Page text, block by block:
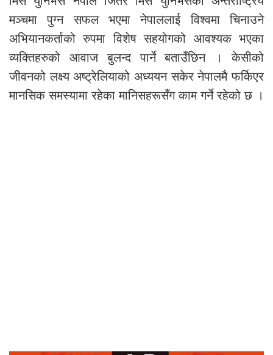
मञ्चमा पुग्न सफल भएमा नेपाललाई विश्वमा चिनाउने
अभियानकर्ताको रुपमा विशेष सहयोगको आवश्यक भएका
व्यक्तिहरुको आवाज बुलन्द पार्ने बताउँछिन । केसीको
जीवनको लक्ष्य अष्ट्रेलियाको अध्ययन सकेर नेपालमै फर्किएर
मानसिक समस्यामा रहेका मानिसहरूसँग काम गर्ने रहेको छ ।